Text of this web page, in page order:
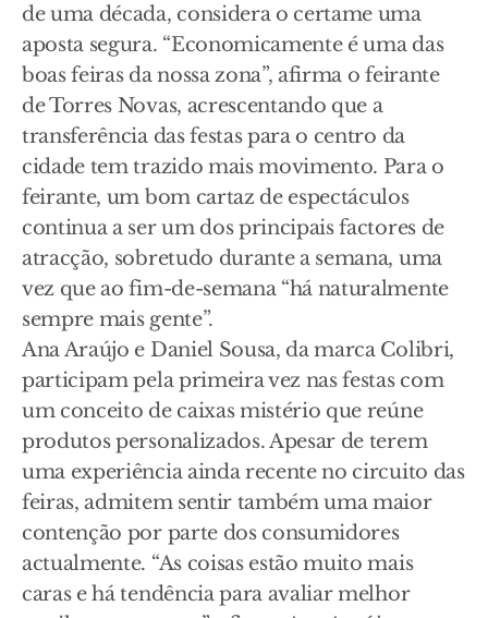
de uma década, considera o certame uma
aposta segura. “Economicamente é uma das
boas feiras da nossa zona”, afirma o feirante
de Torres Novas, acrescentando que a
transferência das festas para o centro da
cidade tem trazido mais movimento. Para o
feirante, um bom cartaz de espectáculos
continua a ser um dos principais factores de
atracção, sobretudo durante a semana, uma
vez que ao fim-de-semana “há naturalmente
sempre mais gente”.
Ana Araújo e Daniel Sousa, da marca Colibri,
participam pela primeira vez nas festas com
um conceito de caixas mistério que reúne
produtos personalizados. Apesar de terem
uma experiência ainda recente no circuito das
feiras, admitem sentir também uma maior
contenção por parte dos consumidores
actualmente. “As coisas estão muito mais
caras e há tendência para avaliar melhor